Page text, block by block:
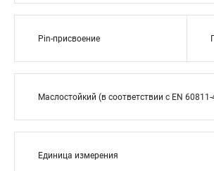
Pin-присвоение
Маслостойкий (в соответствии с EN
Единица измерения